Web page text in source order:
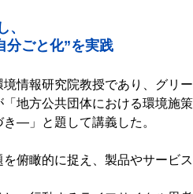
、
分ごと化”を実践
情報研究院教授であり、グリ
「地方公共団体における環境施
―」と題して講義した。
俯瞰的に捉え、製品やサービ